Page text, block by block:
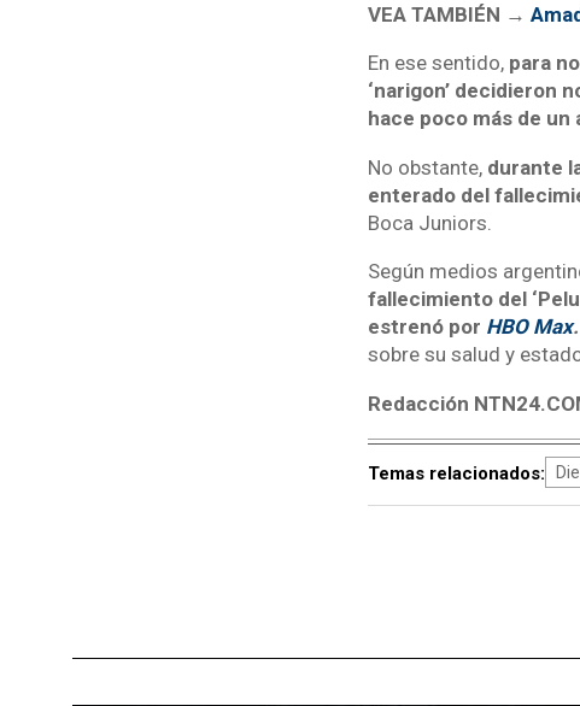
VEA TAMBIÉN →
En ese sentido, para
‘narigon’ decidieron
hace poco más de un
No obstante, durante
enterado del
Boca Juniors.
Según medios
fallecimiento del
estrenó por HBO Max.
sobre su salud y
Redacción
Temas relacionados: